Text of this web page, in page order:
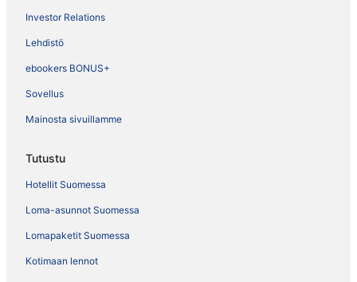
Investor Relations
Lehdistö
ebookers BONUS+
Sovellus
Mainosta sivuillamme
Tutustu
Hotellit Suomessa
Loma-asunnot Suomessa
Lomapaketit Suomessa
Kotimaan lennot